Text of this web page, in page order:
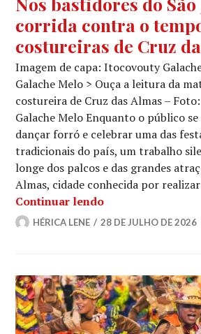
corrida contra o
costureiras de Cruz
Imagem de capa: Itocovouty
Galache Melo > Ouça a leitura da
costureira de Cruz das Almas –
Galache Melo Enquanto o público
dançar forró e celebrar uma das
tradicionais do país, um trabalho
longe dos palcos e das grandes
Almas, cidade conhecida por
Continuar lendoNos bastidores
HÉRICA LENE 28 DE JULHO DE 2026